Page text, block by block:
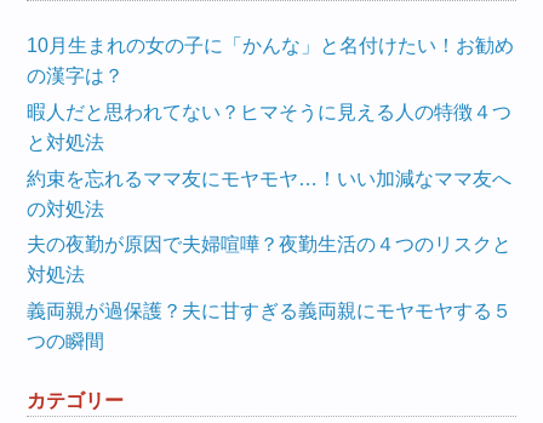
10月生まれの女の子に「かんな」と名付けたい！お勧め
の漢字は？
暇人だと思われてない？ヒマそうに見える人の特徴４つ
と対処法
約束を忘れるママ友にモヤモヤ…！いい加減なママ友へ
の対処法
夫の夜勤が原因で夫婦喧嘩？夜勤生活の４つのリスクと
対処法
義両親が過保護？夫に甘すぎる義両親にモヤモヤする５
つの瞬間
カテゴリー